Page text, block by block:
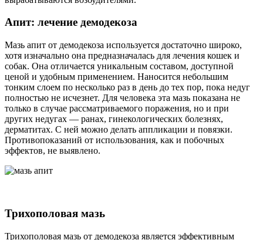
Апит: лечение демодекоза
Мазь апит от демодекоза используется достаточно широко,
хотя изначально она предназначалась для лечения кошек и
собак. Она отличается уникальным составом, доступной
ценой и удобным применением. Наносится небольшим
тонким слоем по несколько раз в день до тех пор, пока недуг
полностью не исчезнет. Для человека эта мазь показана не
только в случае рассматриваемого поражения, но и при
других недугах — ранах, гинекологических болезнях,
дерматитах. С ней можно делать аппликации и повязки.
Противопоказаний от использования, как и побочных
эффектов, не выявлено.
Трихополовая мазь
Трихополовая мазь от демодекоза является эффективным